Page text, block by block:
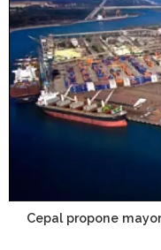
Cepal propone